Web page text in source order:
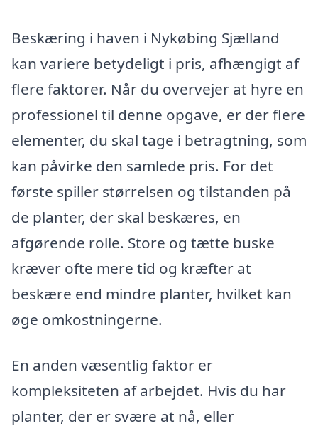
Beskæring i haven i Nykøbing Sjælland
kan variere betydeligt i pris, afhængigt af
flere faktorer. Når du overvejer at hyre en
professionel til denne opgave, er der flere
elementer, du skal tage i betragtning, som
kan påvirke den samlede pris. For det
første spiller størrelsen og tilstanden på
de planter, der skal beskæres, en
afgørende rolle. Store og tætte buske
kræver ofte mere tid og kræfter at
beskære end mindre planter, hvilket kan
øge omkostningerne.
En anden væsentlig faktor er
kompleksiteten af arbejdet. Hvis du har
planter, der er svære at nå, eller